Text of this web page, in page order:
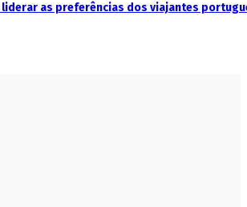
liderar as preferências dos viajantes